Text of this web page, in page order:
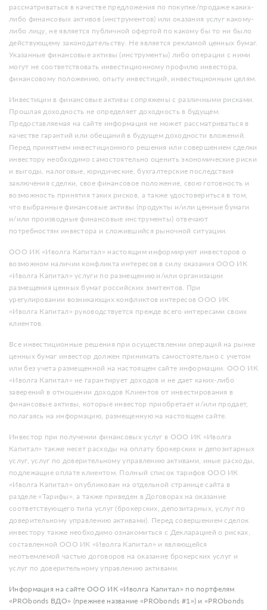
рассматриваться в качестве предложения по покупке/продаже каких-
либо финансовых активов (инструментов) или оказания услуг какому-
либо лицу, не является публичной офертой по какому бы то ни было
действующему законодательству. Не является рекламой ценных бумаг.
Указанные финансовые активы (инструменты) либо операции с ними
могут не соответствовать инвестиционному профилю инвестора,
финансовому положению, опыту инвестиций, инвестиционным целям.
Инвестиции в финансовые активы сопряжены с различными рисками.
Прошлая доходность не определяет доходность в будущем.
Предоставляемая на сайте информация не может рассматриваться в
качестве гарантий или обещаний в будущем доходности вложений.
Перед принятием инвестиционного решения или совершением сделки
инвестору необходимо самостоятельно оценить экономические риски
и выгоды, налоговые, юридические, бухгалтерские последствия
заключения сделки, свое финансовое положение, свою готовность и
возможность принятия таких рисков, а также удостовериться в том,
что выбранные финансовые активы (продукты и/или ценные бумаги
и/или производные финансовые инструменты) отвечают
потребностям инвестора и сложившийся рыночной ситуации.
ООО ИК «Иволга Капитал» настоящим информируют инвесторов о
возможном наличии конфликта интересов в силу оказания ООО ИК
«Иволга Капитал» услуги по размещению и/или организации
размещения ценных бумаг российских эмитентов. При
урегулировании возникающих конфликтов интересов ООО ИК
«Иволга Капитал» руководствуется прежде всего интересами своих
клиентов.
Все инвестиционные решения при осуществлении операций на рынке
ценных бумаг инвестор должен принимать самостоятельно с учетом
или без учета размещенной на настоящем сайте информации. ООО ИК
«Иволга Капитал» не гарантирует доходов и не дает каких-либо
заверений в отношении доходов Клиентов от инвестирования в
финансовые активы, которые инвестор приобретает и/или продает,
полагаясь на информацию, размещенную на настоящем сайте.
Инвестор при получении финансовых услуг в ООО ИК «Иволга
Капитал» также несет расходы на оплату брокерских и депозитарных
услуг, услуг по доверительному управлению активами, иные расходы,
подлежащие оплате клиентом. Полный список тарифов ООО ИК
«Иволга Капитал» опубликован на отдельной странице сайта в
разделе «Тарифы», а также приведен в Договорах на оказание
соответствующего типа услуг (брокерских, депозитарных, услуг по
доверительному управлению активами). Перед совершением сделок
инвестору также необходимо ознакомиться с Декларацией о рисках,
составленной ООО ИК «Иволга Капитал» и являющейся
неотъемлемой частью договоров на оказание брокерских услуг и
услуг по доверительному управлению активами.
Информация на сайте ООО ИК «Иволга Капитал» по портфелям
«PRObonds ВДО» (прежнее название «PRObonds #1») и «PRObonds